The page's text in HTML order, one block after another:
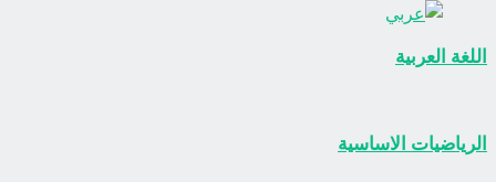
اللغة العربية
الرياضيات الاساسية